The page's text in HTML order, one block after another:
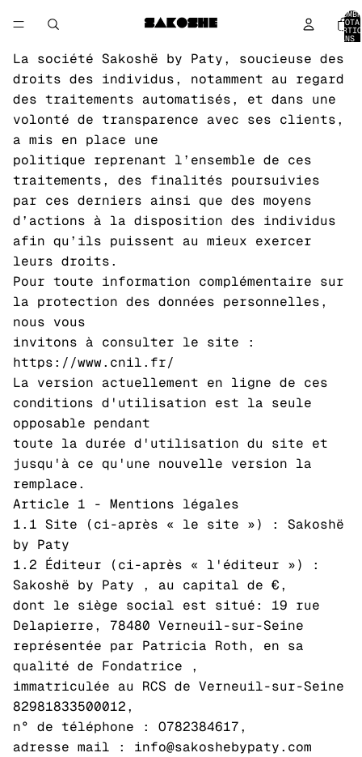
DANS
La société Sakoshë by Paty, soucieuse des
droits des individus, notamment au regard
des traitements automatisés, et dans une
volonté de transparence avec ses clients,
a mis en place une
politique reprenant l’ensemble de ces
traitements, des finalités poursuivies
par ces derniers ainsi que des moyens
d’actions à la disposition des individus
afin qu’ils puissent au mieux exercer
leurs droits.
Pour toute information complémentaire sur
la protection des données personnelles,
nous vous
invitons à consulter le site :
https://www.cnil.fr/
La version actuellement en ligne de ces
conditions d'utilisation est la seule
opposable pendant
toute la durée d'utilisation du site et
jusqu'à ce qu'une nouvelle version la
remplace.
Article 1 - Mentions légales
1.1 Site (ci-après « le site ») : Sakoshë
by Paty
1.2 Éditeur (ci-après « l'éditeur ») :
Sakoshë by Paty , au capital de €,
dont le siège social est situé: 19 rue
Delapierre, 78480 Verneuil-sur-Seine
représentée par Patricia Roth, en sa
qualité de Fondatrice ,
immatriculée au RCS de Verneuil-sur-Seine
82981833500012,
n° de téléphone : O782384617,
adresse mail : info@sakoshebypaty.com